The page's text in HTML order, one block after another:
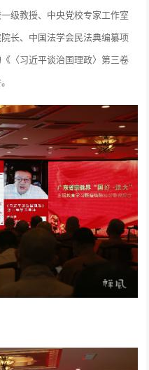
级教授、中央党校专家工作室
长、中国法学会民法典编纂项
〈习近平谈治国理政〉第三卷